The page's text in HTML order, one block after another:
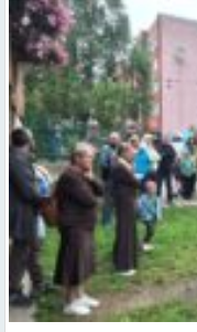
Valmieras dzimšanas